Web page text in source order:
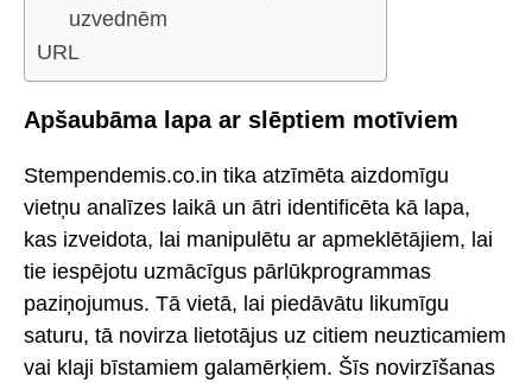
uzvednēm
URL
Apšaubāma lapa ar slēptiem motīviem
Stempendemis.co.in tika atzīmēta aizdomīgu
vietņu analīzes laikā un ātri identificēta kā lapa,
kas izveidota, lai manipulētu ar apmeklētājiem, lai
tie iespējotu uzmācīgus pārlūkprogrammas
paziņojumus. Tā vietā, lai piedāvātu likumīgu
saturu, tā novirza lietotājus uz citiem neuzticamiem
vai klaji bīstamiem galamērķiem. Šīs novirzīšanas